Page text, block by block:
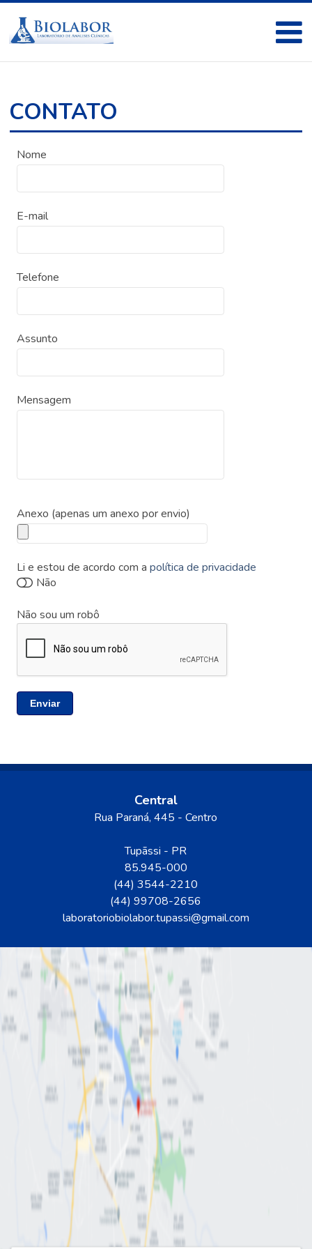
CONTATO
Nome
E-mail
Telefone
Assunto
Mensagem
Anexo (apenas um anexo por envio)
Li e estou de acordo com apolítica de privacidade
Não sou um robô
Enviar
Central
Rua Paraná, 445 - Centro
Tupãssi - PR
85.945-000
(44) 3544-2210
(44) 99708-2656
laboratoriobiolabor.tupassi@gmail.com